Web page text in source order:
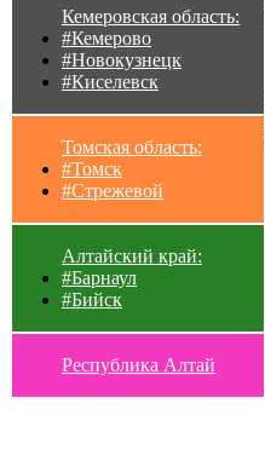
Кемеровская область:
#Кемерово
#Новокузнецк
#Киселевск
Томская область:
#Томск
#Стрежевой
Алтайский край:
#Барнаул
#Бийск
Республика Алтай